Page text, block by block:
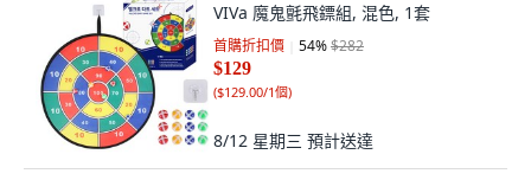
VIVa 魔鬼氈飛鏢組, 混色, 1套
首購折扣價 54%$282
$129
($129.00/1個)
8/12 星期三 預計送達